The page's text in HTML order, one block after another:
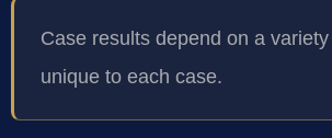
Case results depend on a
unique to each case.